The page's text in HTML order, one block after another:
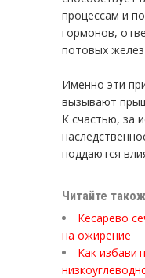
процессам и
гормонов,
потовых
Именно эти
вызывают
К счастью, за
поддаются
Читайте
Кесарево
на ожирение
Как